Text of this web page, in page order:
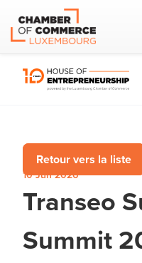
Retour vers la liste
10 Jun 2026
Transeo
Summit